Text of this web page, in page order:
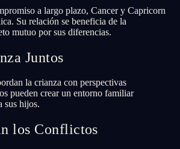
a largo plazo, Cancer y Capricorn
Su relación se beneficia de la
mutuo por sus diferencias.
Juntos
la crianza con perspectivas
pueden crear un entorno familiar
sus hijos.
los Conflictos